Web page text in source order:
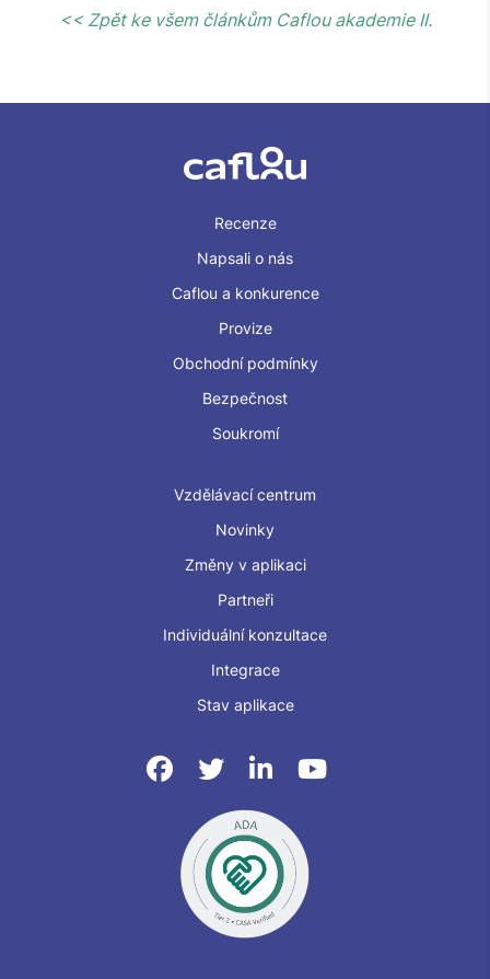
<< Zpět ke všem článkům Caflou akademie II.
Recenze
Napsali o nás
Caflou a konkurence
Provize
Obchodní podmínky
Bezpečnost
Soukromí
Vzdělávací centrum
Novinky
Změny v aplikaci
Partneři
Individuální konzultace
Integrace
Stav aplikace